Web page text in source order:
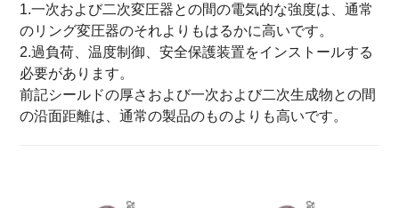
1.一次および二次変圧器との間の電気的な強度は、通常
のリング変圧器のそれよりもはるかに高いです。
2.過負荷、温度制御、安全保護装置をインストールする
必要があります。
前記シールドの厚さおよび一次および二次生成物との間
の沿面距離は、通常の製品のものよりも高いです。